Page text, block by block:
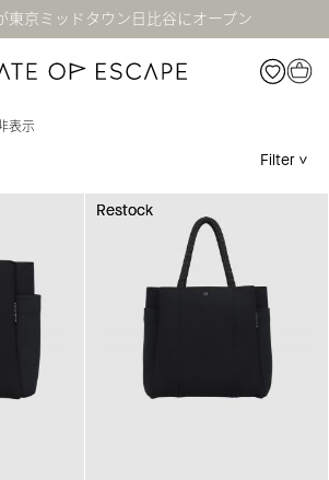
東京ミッドタウン日比谷にオープン
表示
Filter
Restock
Restock